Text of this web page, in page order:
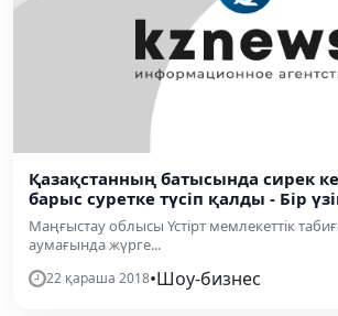
Қазақстанның батысында сирек
барыс суретке түсіп қалды - Бір
Маңғыстау облысы Үстірт мемлекеттік
аумағында жүрге...
22 қараша 2018•Шоу-бизнес